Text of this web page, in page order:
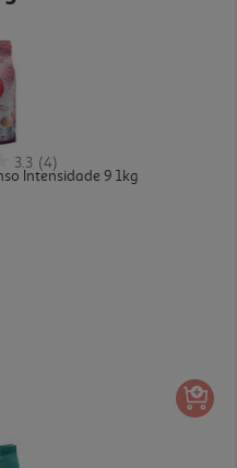
3.3 (4)
Intensidade 9 1kg